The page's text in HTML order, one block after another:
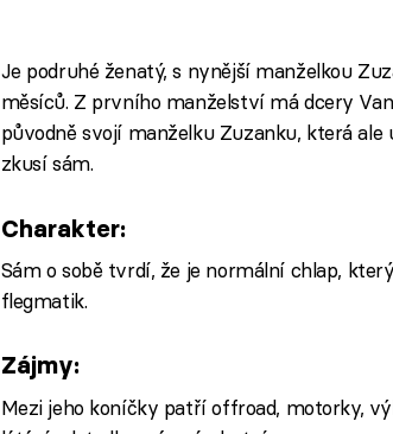
Je podruhé ženatý, s nynější manželkou
měsíců. Z prvního manželství má dcery
původně svojí manželku Zuzanku, která
zkusí sám.
Charakter:
Sám o sobě tvrdí, že je normální chlap,
flegmatik.
Zájmy:
Mezi jeho koníčky patří offroad, motorky,